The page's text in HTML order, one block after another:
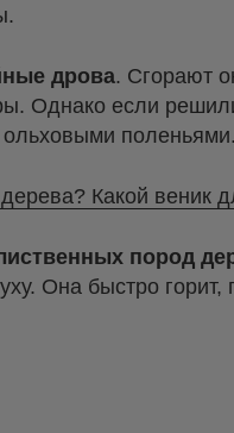
дрова. Сгорают
Однако если
Какой веник
пород
Она быстро